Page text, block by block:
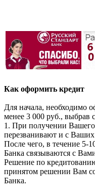
Как оформить кредит
Для начала, необходимо
менее 3 000 руб., выбрав
1. При получении Вашего
перезванивают и с
После чего, в течение 5-
Банка связываются с
Решение по
принятом решении Вам
Банка.